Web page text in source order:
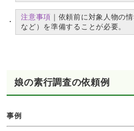
注意事項 ｜依頼前に対象人物の
など）を準備することが必要。
娘の素行調査の依頼例
事例